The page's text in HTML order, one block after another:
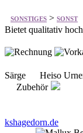
SONSTIGES > SONST
Bietet qualitativ
Särge Heiso
Zubehör
kshagedorn.de